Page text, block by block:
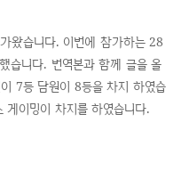
왔습니다. 이번에 참가하는 28
습니다. 번역본과 함께 글을 올
7등 담원이 8등을 차지 하였습
이밍이 차지를 하였습니다.